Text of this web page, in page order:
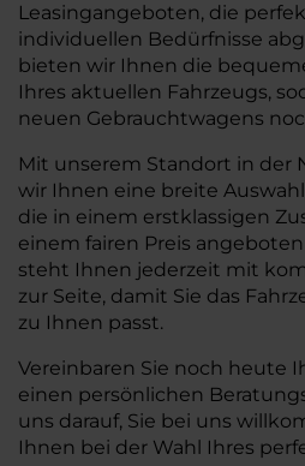
Leasingangeboten, die
individuellen Bedürfnisse
bieten wir Ihnen die
Ihres aktuellen Fahrzeugs,
neuen Gebrauchtwagens
Mit unserem Standort in der
wir Ihnen eine breite
die in einem erstklassigen
einem fairen Preis
steht Ihnen jederzeit mit
zur Seite, damit Sie das
zu Ihnen passt.
Vereinbaren Sie noch heute
einen persönlichen
uns darauf, Sie bei uns
Ihnen bei der Wahl Ihres